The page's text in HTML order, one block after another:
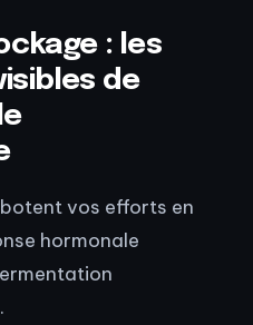
: les
de
vos efforts en
hormonale